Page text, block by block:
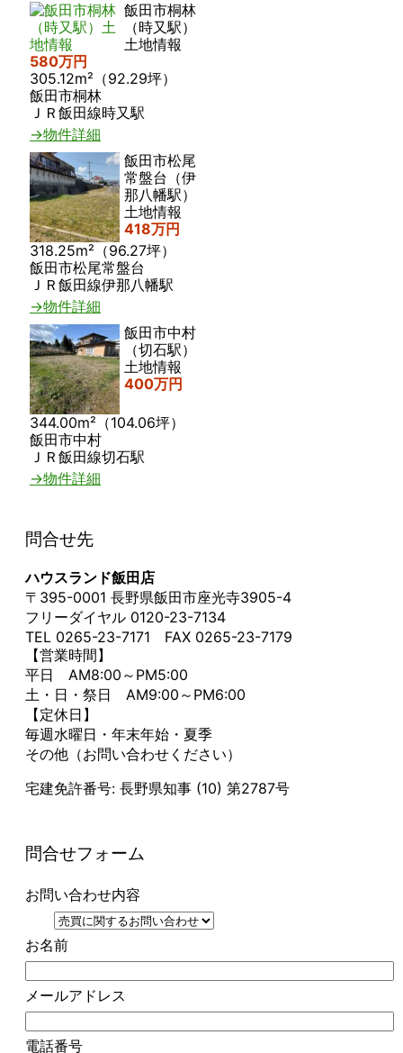
飯田市桐林
（時又駅）
土地情報
580万円
305.12m²（92.29坪）
飯田市桐林
ＪＲ飯田線時又駅
→物件詳細
飯田市松尾
常盤台（伊
那八幡駅）
土地情報
418万円
318.25m²（96.27坪）
飯田市松尾常盤台
ＪＲ飯田線伊那八幡駅
→物件詳細
飯田市中村
（切石駅）
土地情報
400万円
344.00m²（104.06坪）
飯田市中村
ＪＲ飯田線切石駅
→物件詳細
問合せ先
ハウスランド飯田店
〒395-0001 長野県飯田市座光寺3905-4
フリーダイヤル 0120-23-7134
TEL 0265-23-7171 FAX 0265-23-7179
【営業時間】
平日 AM8:00～PM5:00
土・日・祭日 AM9:00～PM6:00
【定休日】
毎週水曜日・年末年始・夏季
その他（お問い合わせください）
宅建免許番号: 長野県知事 (10) 第2787号
問合せフォーム
お問い合わせ内容
お名前
メールアドレス
電話番号